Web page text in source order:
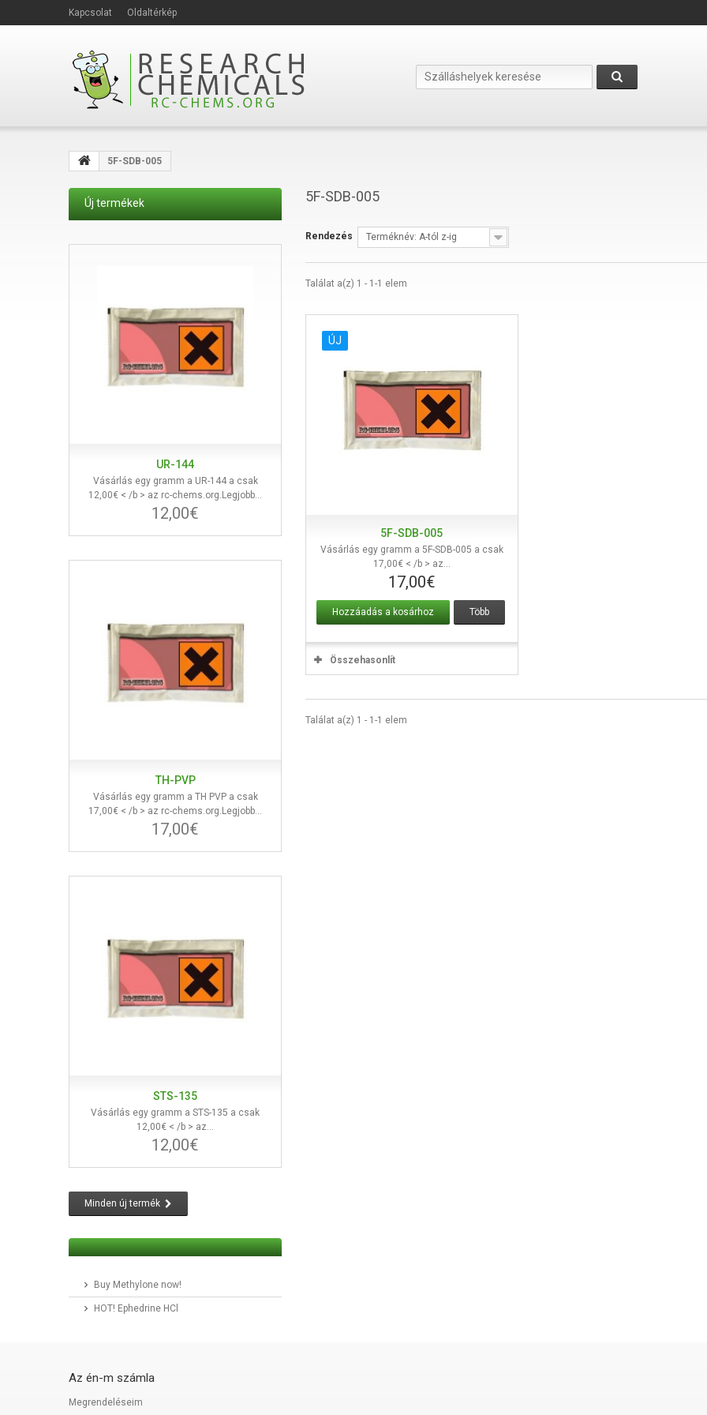
Kapcsolat Oldaltérkép
5F-SDB-005
Új termékek
UR-144
Vásárlás egy gramm a UR-144 a csak
12,00€ < /b > az rc-chems.org.Legjobb...
12,00€
TH-PVP
Vásárlás egy gramm a TH PVP a csak
17,00€ < /b > az rc-chems.org.Legjobb...
17,00€
STS-135
Vásárlás egy gramm a STS-135 a csak
12,00€ < /b > az...
12,00€
Minden új termék
Buy Methylone now!
HOT! Ephedrine HCl
5F-SDB-005
Rendezés Terméknév: A-tól z-ig
Találat a(z) 1 - 1-1 elem
Nézőke
ÚJ
5F-SDB-005
Vásárlás egy gramm a 5F-SDB-005 a csak
17,00€ < /b > az...
17,00€
Hozzáadás a kosárhoz Több
Összehasonlít
Találat a(z) 1 - 1-1 elem
Az én-m számla
Megrendeléseim